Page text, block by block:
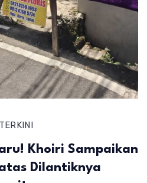
TERKINI
Khoiri Sampaikan
Dilantiknya